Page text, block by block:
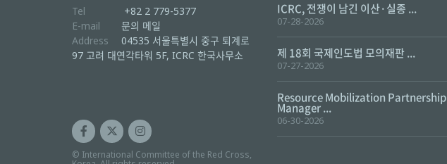
Tel
+82 2 779-5377
E-mail
문의 메일
Address
04535 서울특별시 중구 퇴계로
97 고려 대연각타워 5F, ICRC 한국사무소
© International Committee of the Red Cross,
ICRC, 전쟁이 남긴 이산·실종 ...
07-28-2026
제 18회 국제인도법 모의재판 ...
07-27-2026
Resource Mobilization Partnership
Manager ...
06-30-2026